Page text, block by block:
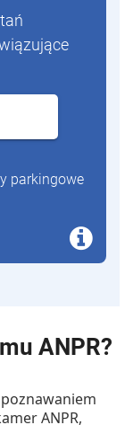
parkingowe
ANPR?
ANPR,